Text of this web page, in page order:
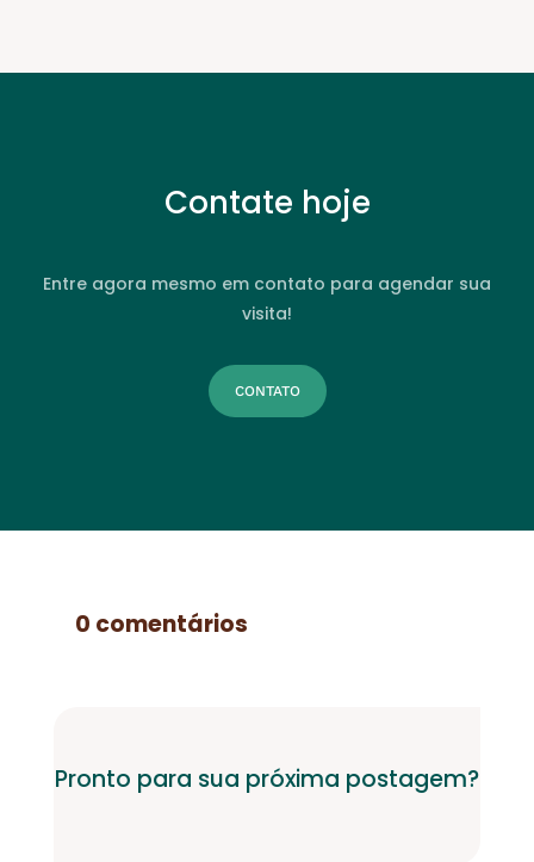
Contate hoje
Entre agora mesmo em contato para agendar sua
visita!
CONTATO
0 comentários
Pronto para sua próxima postagem?